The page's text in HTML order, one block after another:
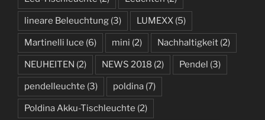
lineare Beleuchtung (3) LUMEXX (5)
Martinelli luce (6) mini (2) Nachhaltigkeit (2)
NEUHEITEN (2) NEWS 2018 (2) Pendel (3)
pendelleuchte (3) poldina (7)
Poldina Akku-Tischleuchte (2)